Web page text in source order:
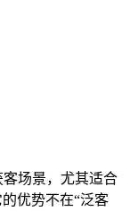
场景，尤其适合
优势不在“泛客